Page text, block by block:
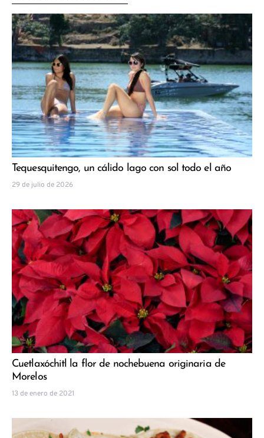
Tequesquitengo, un cálido lago con sol todo el año
29 de julio de 2026
Cuetlaxóchitl la flor de nochebuena originaria de
Morelos
13 de enero de 2021